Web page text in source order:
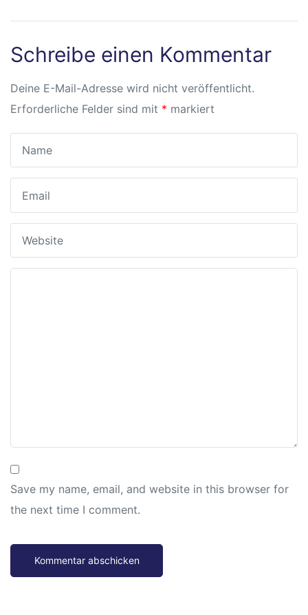
Schreibe einen Kommentar
Deine E-Mail-Adresse wird nicht veröffentlicht.
Erforderliche Felder sind mit * markiert
Save my name, email, and website in this browser for
the next time I comment.